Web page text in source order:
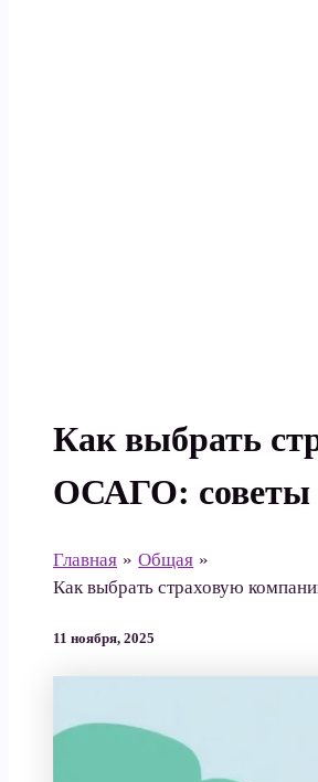
Как выбрать
ОСАГО: советы
Главная
Общая
Как выбрать страховую
11 ноября, 2025